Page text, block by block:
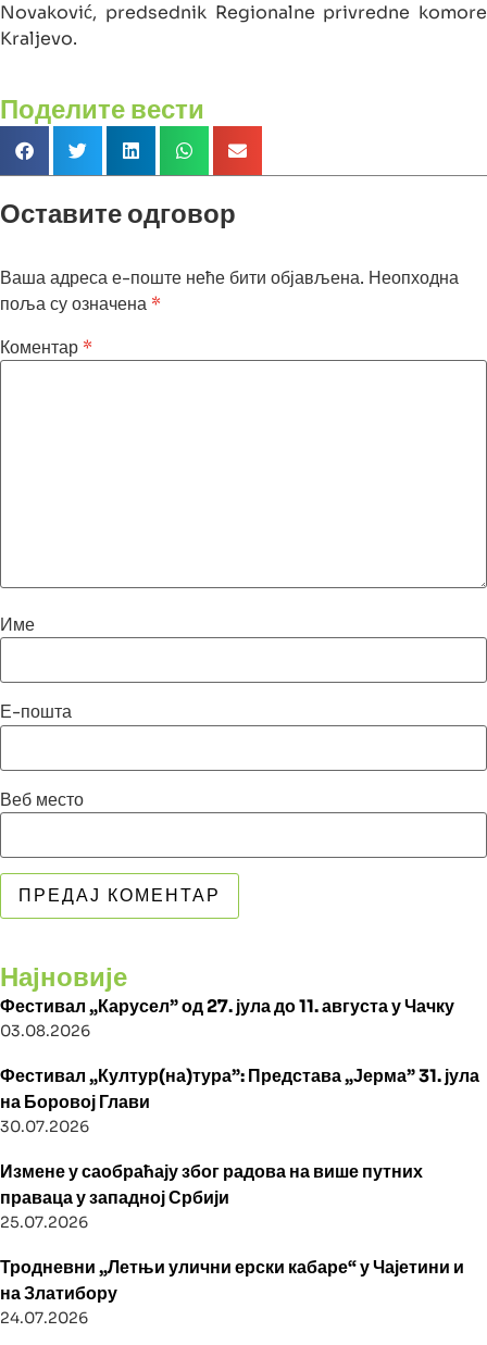
Novaković, predsednik Regionalne privredne komore
Kraljevo.
Поделите вести
Оставите одговор
Ваша адреса е-поште неће бити објављена. Неопходна
поља су означена *
Коментар *
Име
Е-пошта
Веб место
Најновије
Фестивал „Карусел” од 27. јула до 11. августа у Чачку
03.08.2026
Фестивал „Култур(на)тура”: Представа „Јерма” 31. јула
на Боровој Глави
30.07.2026
Измене у саобраћају због радова на више путних
праваца у западној Србији
25.07.2026
Тродневни „Летњи улични ерски кабаре“ у Чајетини и
на Златибору
24.07.2026